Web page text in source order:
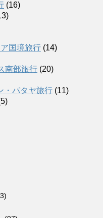
(16)
国境旅行 (14)
南部旅行 (20)
・パタヤ旅行 (11)